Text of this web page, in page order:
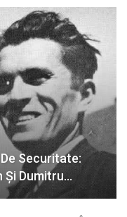
Securitate:
Și Dumitru…